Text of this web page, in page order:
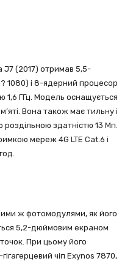
J7 (2017) отримав 5,5-
1080) і 8-ядерний процесор
1,6 ГГц. Модель оснащується
Вона також має тильну і
здатністю 13 Мп.
мереж 4G LTE Cat.6 і
ж фотомодулями, як його
5,2-дюймовим екраном
При цьому його
чіп Exynos 7870,